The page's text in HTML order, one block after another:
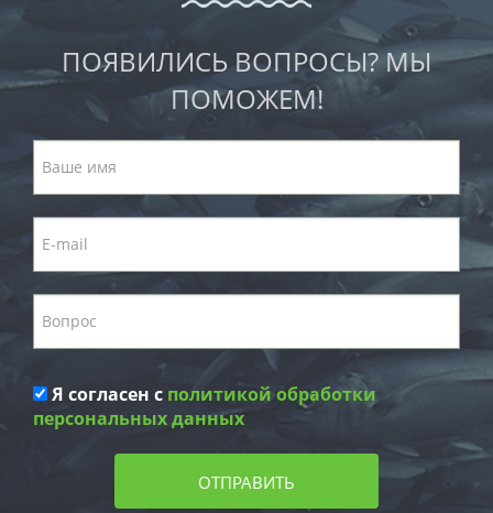
ПОЯВИЛИСЬ ВОПРОСЫ? МЫ
ПОМОЖЕМ!
Я согласен с политикой обработки
персональных данных
ОТПРАВИТЬ